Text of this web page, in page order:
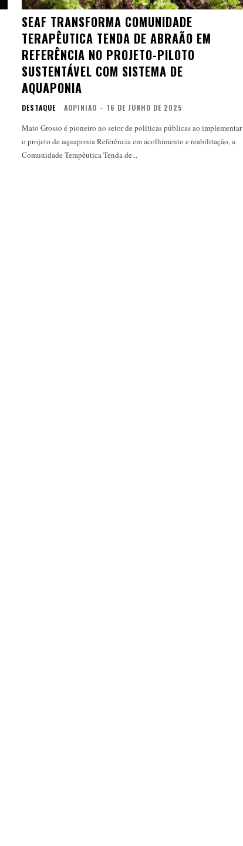
SEAF TRANSFORMA COMUNIDADE
TERAPÊUTICA TENDA DE ABRAÃO EM
REFERÊNCIA NO PROJETO-PILOTO
SUSTENTÁVEL COM SISTEMA DE
AQUAPONIA
DESTAQUE AOPINIAO - 16 DE JUNHO DE 2025
Mato Grosso é pioneiro no setor de políticas públicas ao implementar
o projeto de aquaponia Referência em acolhimento e reabilitação, a
Comunidade Terapêutica Tenda de...